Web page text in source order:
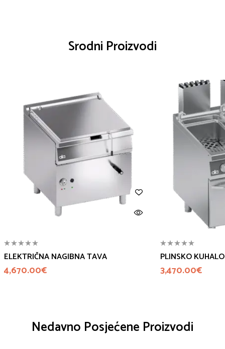
Srodni Proizvodi
ELEKTRIČNA NAGIBNA TAVA
4,670.00€
PLINSKO
3,470.00€
Nedavno Posjećene Proizvodi